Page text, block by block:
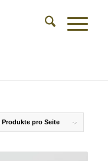
Produkte pro Seite